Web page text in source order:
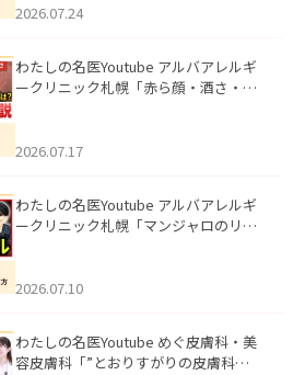
た。
2026.07.24
わたしの名医Youtube アルバアレルギ
ークリニック札幌「赤ら顔・酒さ・ニ
した。
2026.07.17
わたしの名医Youtube アルバアレルギ
ークリニック札幌「マンジャロのリア
た。
2026.07.10
わたしの名医Youtube めぐ皮膚科・美
容皮膚科「”とおりすがりの皮膚科